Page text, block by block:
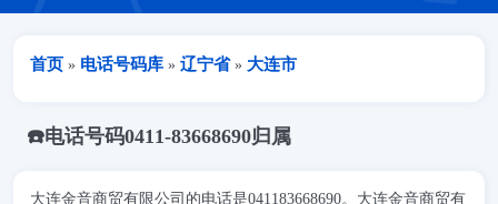
当前位置
首页 » 电话号码库 » 辽宁省 » 大连市
☎️电话号码0411-83668690归属
大连金音商贸有限公司的电话是041183668690。大连金音商贸有